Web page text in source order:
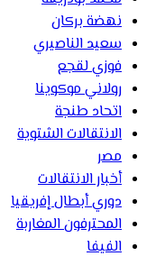
نهضة بركان
سعيد الناصيري
فوزي لقجع
رولاني موكوينا
اتحاد طنجة
الانتقالات الشتوية
مصر
أخبار الانتقالات
دوري أبطال إفريقيا
المحترفون المغاربة
الفيفا